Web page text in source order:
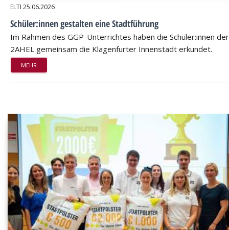
ELTI 25.06.2026
Schüler:innen gestalten eine Stadtführung
Im Rahmen des GGP-Unterrichtes haben die Schüler:innen der
2AHEL gemeinsam die Klagenfurter Innenstadt erkundet.
MEHR